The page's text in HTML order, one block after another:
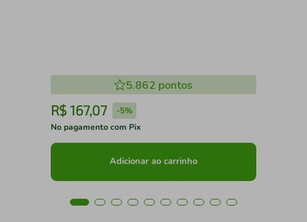
5.862 pontos
R$ 167,07 -5%
No pagamento com Pix
Adicionar ao carrinho